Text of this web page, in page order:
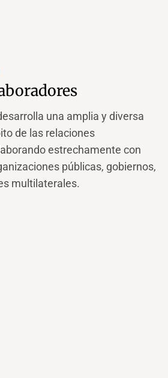
una amplia y diversa
de las relaciones
estrechamente con
públicas, gobiernos,
multilaterales.